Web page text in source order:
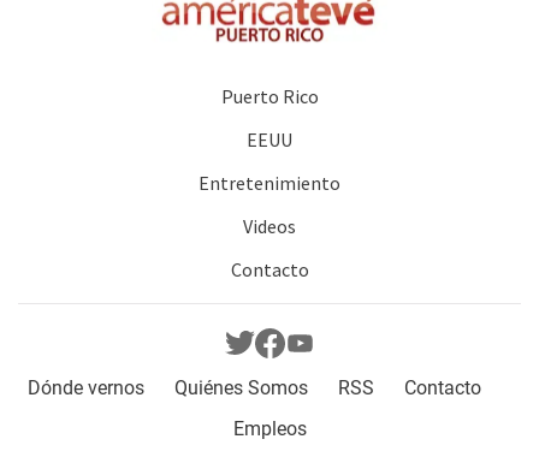
Puerto Rico
EEUU
Entretenimiento
Videos
Contacto
Dónde vernos Quiénes Somos RSS
Contacto
Empleos